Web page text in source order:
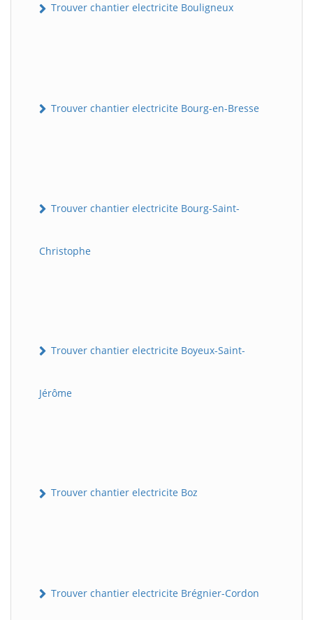
Trouver chantier electricite Bouligneux
Trouver chantier electricite Bourg-en-Bresse
Trouver chantier electricite Bourg-Saint-
Christophe
Trouver chantier electricite Boyeux-Saint-
Jérôme
Trouver chantier electricite Boz
Trouver chantier electricite Brégnier-Cordon